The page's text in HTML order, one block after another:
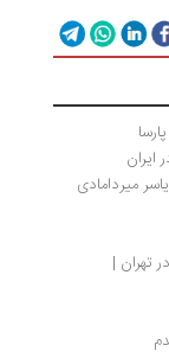
بازاندیشی عدالت اجتماعی در  گفت‌وگوی انتقادی یاسر میردامادی